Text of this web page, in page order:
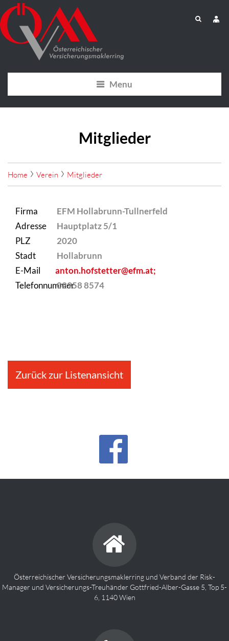
Menu
Mitglieder
Home Verein Mitglieder
Firma
EFM Hollabrunn-Tullnerfeld
Adresse
Hauptplatz 5/1
PLZ
2020
Stadt
Hollabrunn
E-Mail
anton.hofstetter@efm.at;
Telefonnummer02958 8574
Zurück zur Listenansicht
Österreichischer Versicherungsmaklerring und Verband der Risk-
Manager und Versicherungs-Treuhänder Gottfried-Alber-Gasse 5, Top 5-
6, 1140 Wien